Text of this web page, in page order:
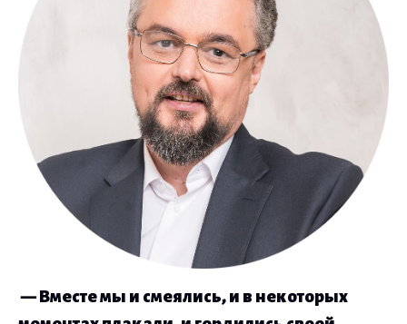
— Вместе мы и смеялись, и в некоторых